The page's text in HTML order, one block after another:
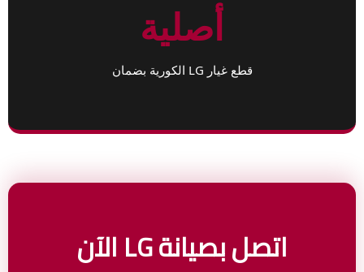
أصلية
قطع غيار LG الكورية بضمان
اتصل بصيانة LG الآن